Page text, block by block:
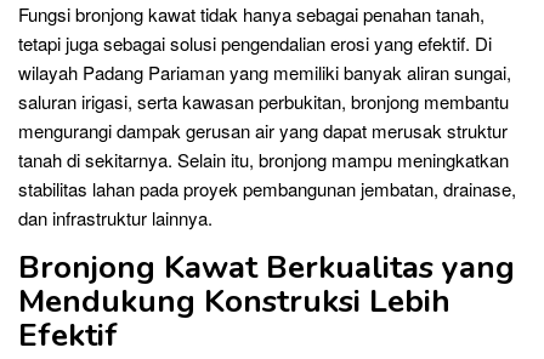
Fungsi bronjong kawat tidak hanya sebagai penahan tanah,
tetapi juga sebagai solusi pengendalian erosi yang efektif. Di
wilayah Padang Pariaman yang memiliki banyak aliran sungai,
saluran irigasi, serta kawasan perbukitan, bronjong membantu
mengurangi dampak gerusan air yang dapat merusak struktur
tanah di sekitarnya. Selain itu, bronjong mampu meningkatkan
stabilitas lahan pada proyek pembangunan jembatan, drainase,
dan infrastruktur lainnya.
Bronjong Kawat Berkualitas yang
Mendukung Konstruksi Lebih
Efektif